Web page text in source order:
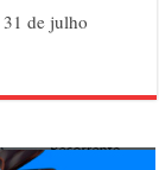
de julho